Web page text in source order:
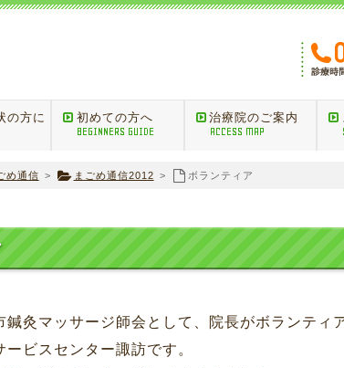
の方に 初めての方へ
BEGINNERS GUIDE
治療院のご案内
ACCESS MAP
め通信 > まごめ通信2012 > ボランティア
鍼灸マッサージ師会として、院長がボランティ
ビスセンター諏訪です。